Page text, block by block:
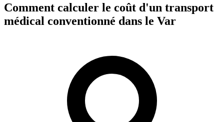
Comment calculer le coût d'un transport
médical conventionné dans le Var